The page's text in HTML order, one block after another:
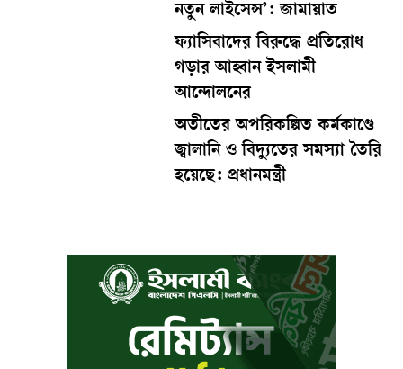
নতুন লাইসেন্স’: জামায়াত
ফ্যাসিবাদের বিরুদ্ধে প্রতিরোধ
গড়ার আহ্বান ইসলামী
আন্দোলনের
অতীতের অপরিকল্পিত কর্মকাণ্ডে
জ্বালানি ও বিদ্যুতের সমস্যা তৈরি
হয়েছে: প্রধানমন্ত্রী